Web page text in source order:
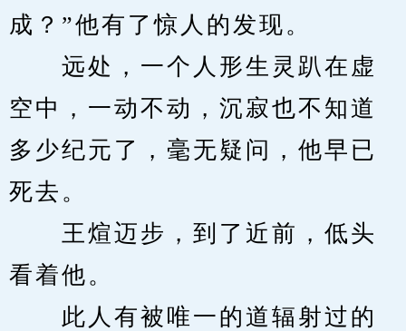
成？”他有了惊人的发现。
远处，一个人形生灵趴在虚
空中，一动不动，沉寂也不知道
多少纪元了，毫无疑问，他早已
死去。
王煊迈步，到了近前，低头
看着他。
此人有被唯一的道辐射过的